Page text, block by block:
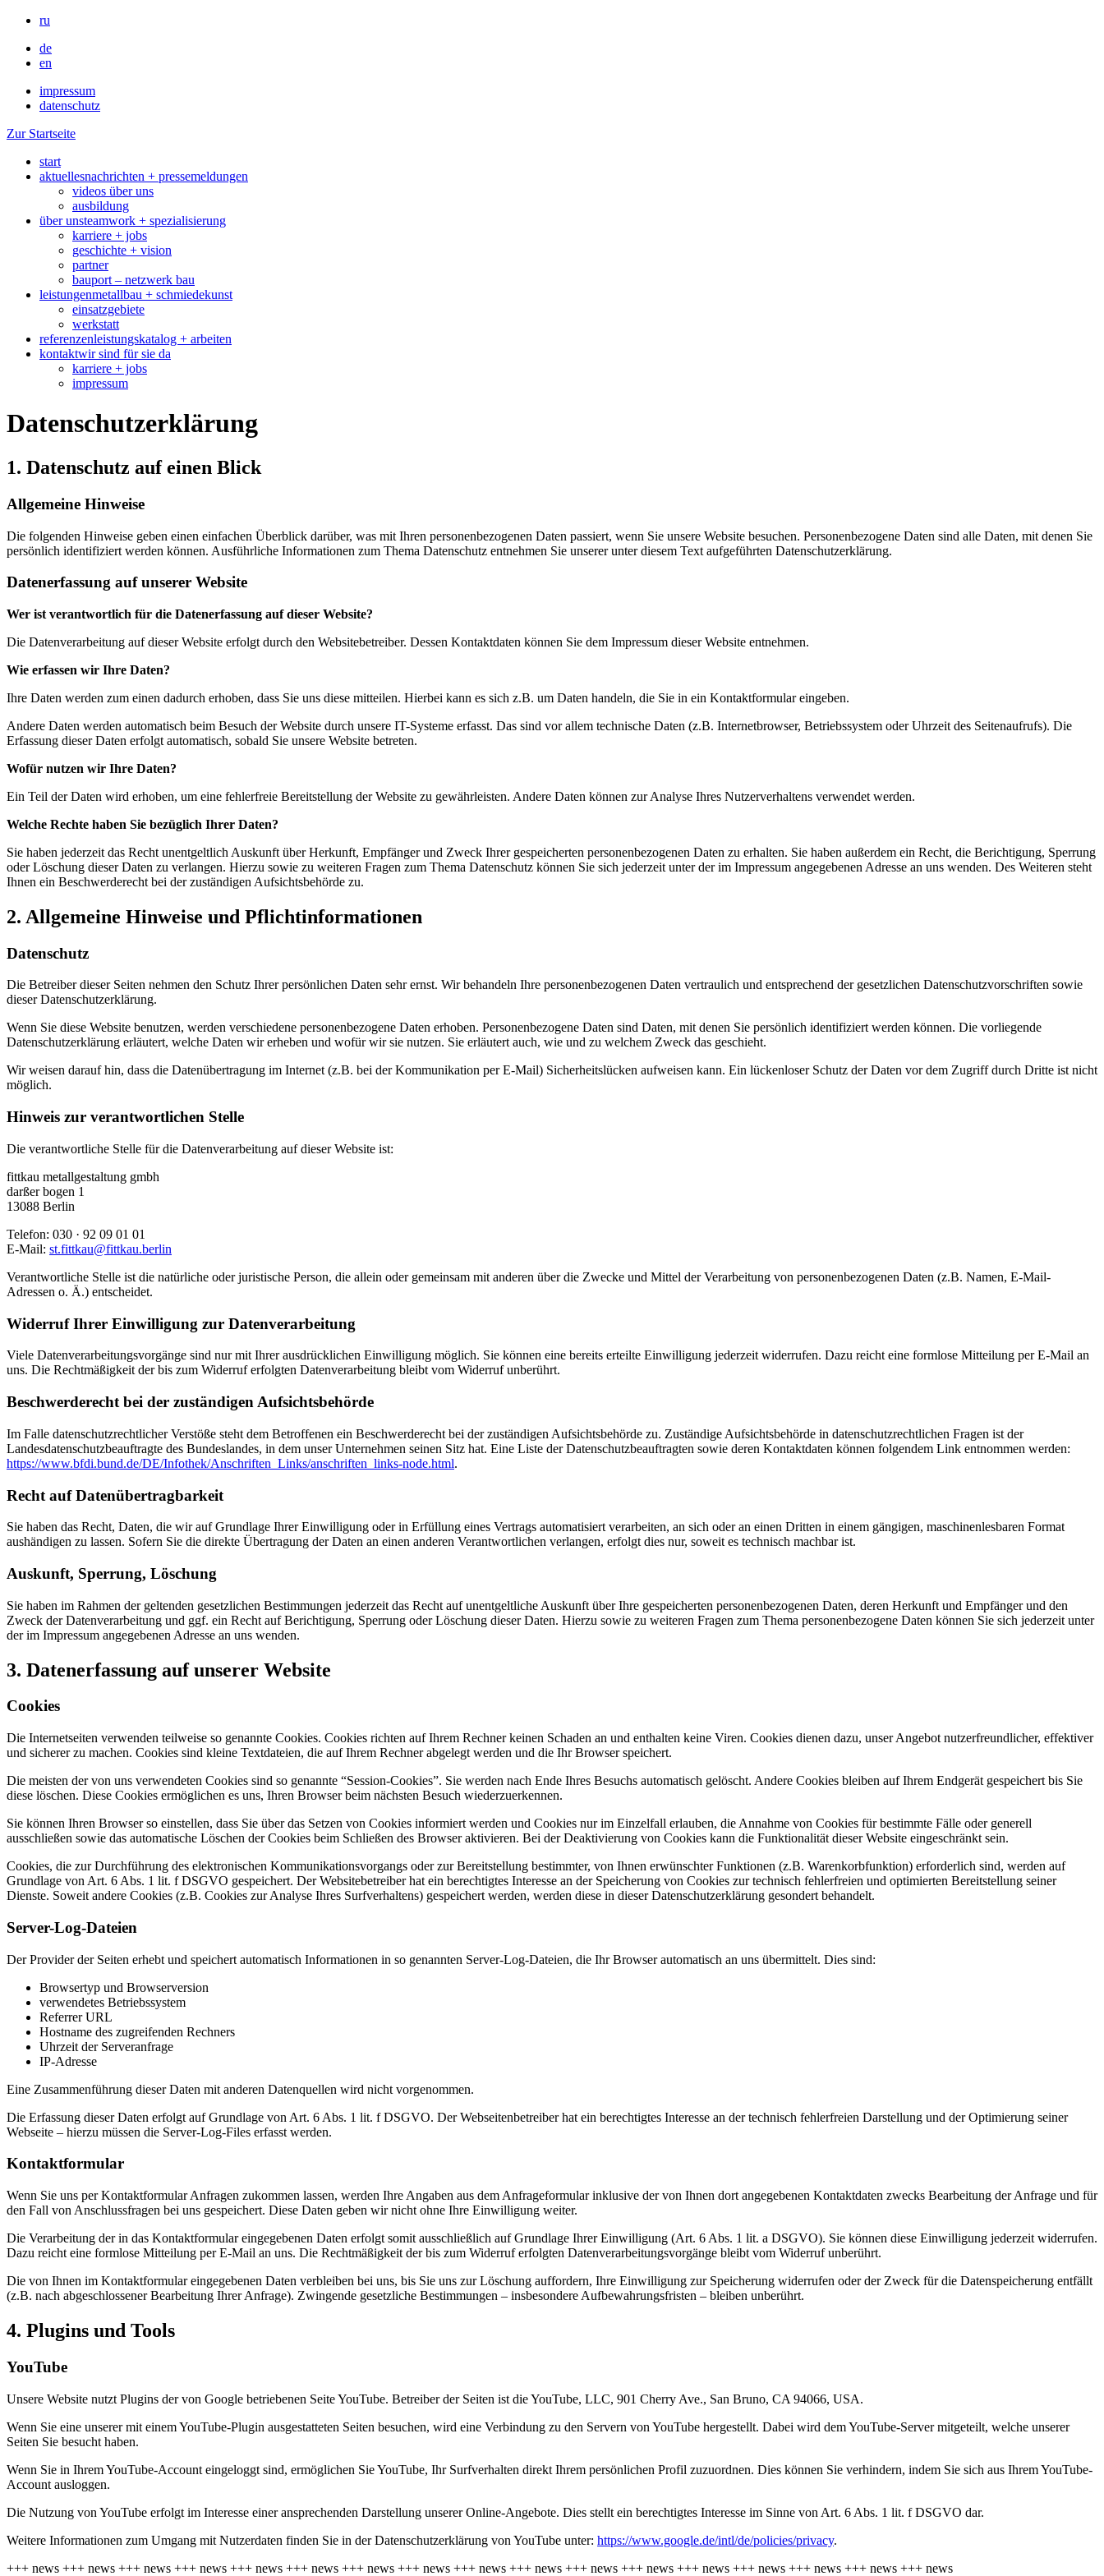
ru
de
en
impressum
datenschutz
Zur Startseite
start
aktuellesnachrichten + pressemeldungen
videos über uns
ausbildung
über unsteamwork + spezialisierung
karriere + jobs
geschichte + vision
partner
bauport – netzwerk bau
leistungenmetallbau + schmiedekunst
einsatzgebiete
werkstatt
referenzenleistungskatalog + arbeiten
kontaktwir sind für sie da
karriere + jobs
impressum
Datenschutzerklärung
1. Datenschutz auf einen Blick
Allgemeine Hinweise
Die folgenden Hinweise geben einen einfachen Überblick darüber, was mit Ihren personenbezogenen Daten passiert, wenn Sie unsere Website besuchen. Personenbezogene Daten sind alle Daten, mit denen Sie
persönlich identifiziert werden können. Ausführliche Informationen zum Thema Datenschutz entnehmen Sie unserer unter diesem Text aufgeführten Datenschutzerklärung.
Datenerfassung auf unserer Website
Wer ist verantwortlich für die Datenerfassung auf dieser Website?
Die Datenverarbeitung auf dieser Website erfolgt durch den Websitebetreiber. Dessen Kontaktdaten können Sie dem Impressum dieser Website entnehmen.
Wie erfassen wir Ihre Daten?
Ihre Daten werden zum einen dadurch erhoben, dass Sie uns diese mitteilen. Hierbei kann es sich z.B. um Daten handeln, die Sie in ein Kontaktformular eingeben.
Andere Daten werden automatisch beim Besuch der Website durch unsere IT-Systeme erfasst. Das sind vor allem technische Daten (z.B. Internetbrowser, Betriebssystem oder Uhrzeit des Seitenaufrufs). Die
Erfassung dieser Daten erfolgt automatisch, sobald Sie unsere Website betreten.
Wofür nutzen wir Ihre Daten?
Ein Teil der Daten wird erhoben, um eine fehlerfreie Bereitstellung der Website zu gewährleisten. Andere Daten können zur Analyse Ihres Nutzerverhaltens verwendet werden.
Welche Rechte haben Sie bezüglich Ihrer Daten?
Sie haben jederzeit das Recht unentgeltlich Auskunft über Herkunft, Empfänger und Zweck Ihrer gespeicherten personenbezogenen Daten zu erhalten. Sie haben außerdem ein Recht, die Berichtigung, Sperrung
oder Löschung dieser Daten zu verlangen. Hierzu sowie zu weiteren Fragen zum Thema Datenschutz können Sie sich jederzeit unter der im Impressum angegebenen Adresse an uns wenden. Des Weiteren steht
Ihnen ein Beschwerderecht bei der zuständigen Aufsichtsbehörde zu.
2. Allgemeine Hinweise und Pflichtinformationen
Datenschutz
Die Betreiber dieser Seiten nehmen den Schutz Ihrer persönlichen Daten sehr ernst. Wir behandeln Ihre personenbezogenen Daten vertraulich und entsprechend der gesetzlichen Datenschutzvorschriften sowie
dieser Datenschutzerklärung.
Wenn Sie diese Website benutzen, werden verschiedene personenbezogene Daten erhoben. Personenbezogene Daten sind Daten, mit denen Sie persönlich identifiziert werden können. Die vorliegende
Datenschutzerklärung erläutert, welche Daten wir erheben und wofür wir sie nutzen. Sie erläutert auch, wie und zu welchem Zweck das geschieht.
Wir weisen darauf hin, dass die Datenübertragung im Internet (z.B. bei der Kommunikation per E-Mail) Sicherheitslücken aufweisen kann. Ein lückenloser Schutz der Daten vor dem Zugriff durch Dritte ist nicht
möglich.
Hinweis zur verantwortlichen Stelle
Die verantwortliche Stelle für die Datenverarbeitung auf dieser Website ist:
fittkau metallgestaltung gmbh
darßer bogen 1
13088 Berlin
Telefon: 030 · 92 09 01 01
E-Mail: st.fittkau@fittkau.berlin
Verantwortliche Stelle ist die natürliche oder juristische Person, die allein oder gemeinsam mit anderen über die Zwecke und Mittel der Verarbeitung von personenbezogenen Daten (z.B. Namen, E-Mail-
Adressen o. Ä.) entscheidet.
Widerruf Ihrer Einwilligung zur Datenverarbeitung
Viele Datenverarbeitungsvorgänge sind nur mit Ihrer ausdrücklichen Einwilligung möglich. Sie können eine bereits erteilte Einwilligung jederzeit widerrufen. Dazu reicht eine formlose Mitteilung per E-Mail an
uns. Die Rechtmäßigkeit der bis zum Widerruf erfolgten Datenverarbeitung bleibt vom Widerruf unberührt.
Beschwerderecht bei der zuständigen Aufsichtsbehörde
Im Falle datenschutzrechtlicher Verstöße steht dem Betroffenen ein Beschwerderecht bei der zuständigen Aufsichtsbehörde zu. Zuständige Aufsichtsbehörde in datenschutzrechtlichen Fragen ist der
Landesdatenschutzbeauftragte des Bundeslandes, in dem unser Unternehmen seinen Sitz hat. Eine Liste der Datenschutzbeauftragten sowie deren Kontaktdaten können folgendem Link entnommen werden:
https://www.bfdi.bund.de/DE/Infothek/Anschriften_Links/anschriften_links-node.html.
Recht auf Datenübertragbarkeit
Sie haben das Recht, Daten, die wir auf Grundlage Ihrer Einwilligung oder in Erfüllung eines Vertrags automatisiert verarbeiten, an sich oder an einen Dritten in einem gängigen, maschinenlesbaren Format
aushändigen zu lassen. Sofern Sie die direkte Übertragung der Daten an einen anderen Verantwortlichen verlangen, erfolgt dies nur, soweit es technisch machbar ist.
Auskunft, Sperrung, Löschung
Sie haben im Rahmen der geltenden gesetzlichen Bestimmungen jederzeit das Recht auf unentgeltliche Auskunft über Ihre gespeicherten personenbezogenen Daten, deren Herkunft und Empfänger und den
Zweck der Datenverarbeitung und ggf. ein Recht auf Berichtigung, Sperrung oder Löschung dieser Daten. Hierzu sowie zu weiteren Fragen zum Thema personenbezogene Daten können Sie sich jederzeit unter
der im Impressum angegebenen Adresse an uns wenden.
3. Datenerfassung auf unserer Website
Cookies
Die Internetseiten verwenden teilweise so genannte Cookies. Cookies richten auf Ihrem Rechner keinen Schaden an und enthalten keine Viren. Cookies dienen dazu, unser Angebot nutzerfreundlicher, effektiver
und sicherer zu machen. Cookies sind kleine Textdateien, die auf Ihrem Rechner abgelegt werden und die Ihr Browser speichert.
Die meisten der von uns verwendeten Cookies sind so genannte “Session-Cookies”. Sie werden nach Ende Ihres Besuchs automatisch gelöscht. Andere Cookies bleiben auf Ihrem Endgerät gespeichert bis Sie
diese löschen. Diese Cookies ermöglichen es uns, Ihren Browser beim nächsten Besuch wiederzuerkennen.
Sie können Ihren Browser so einstellen, dass Sie über das Setzen von Cookies informiert werden und Cookies nur im Einzelfall erlauben, die Annahme von Cookies für bestimmte Fälle oder generell
ausschließen sowie das automatische Löschen der Cookies beim Schließen des Browser aktivieren. Bei der Deaktivierung von Cookies kann die Funktionalität dieser Website eingeschränkt sein.
Cookies, die zur Durchführung des elektronischen Kommunikationsvorgangs oder zur Bereitstellung bestimmter, von Ihnen erwünschter Funktionen (z.B. Warenkorbfunktion) erforderlich sind, werden auf
Grundlage von Art. 6 Abs. 1 lit. f DSGVO gespeichert. Der Websitebetreiber hat ein berechtigtes Interesse an der Speicherung von Cookies zur technisch fehlerfreien und optimierten Bereitstellung seiner
Dienste. Soweit andere Cookies (z.B. Cookies zur Analyse Ihres Surfverhaltens) gespeichert werden, werden diese in dieser Datenschutzerklärung gesondert behandelt.
Server-Log-Dateien
Der Provider der Seiten erhebt und speichert automatisch Informationen in so genannten Server-Log-Dateien, die Ihr Browser automatisch an uns übermittelt. Dies sind:
Browsertyp und Browserversion
verwendetes Betriebssystem
Referrer URL
Hostname des zugreifenden Rechners
Uhrzeit der Serveranfrage
IP-Adresse
Eine Zusammenführung dieser Daten mit anderen Datenquellen wird nicht vorgenommen.
Die Erfassung dieser Daten erfolgt auf Grundlage von Art. 6 Abs. 1 lit. f DSGVO. Der Webseitenbetreiber hat ein berechtigtes Interesse an der technisch fehlerfreien Darstellung und der Optimierung seiner
Webseite – hierzu müssen die Server-Log-Files erfasst werden.
Kontaktformular
Wenn Sie uns per Kontaktformular Anfragen zukommen lassen, werden Ihre Angaben aus dem Anfrageformular inklusive der von Ihnen dort angegebenen Kontaktdaten zwecks Bearbeitung der Anfrage und für
den Fall von Anschlussfragen bei uns gespeichert. Diese Daten geben wir nicht ohne Ihre Einwilligung weiter.
Die Verarbeitung der in das Kontaktformular eingegebenen Daten erfolgt somit ausschließlich auf Grundlage Ihrer Einwilligung (Art. 6 Abs. 1 lit. a DSGVO). Sie können diese Einwilligung jederzeit widerrufen.
Dazu reicht eine formlose Mitteilung per E-Mail an uns. Die Rechtmäßigkeit der bis zum Widerruf erfolgten Datenverarbeitungsvorgänge bleibt vom Widerruf unberührt.
Die von Ihnen im Kontaktformular eingegebenen Daten verbleiben bei uns, bis Sie uns zur Löschung auffordern, Ihre Einwilligung zur Speicherung widerrufen oder der Zweck für die Datenspeicherung entfällt
(z.B. nach abgeschlossener Bearbeitung Ihrer Anfrage). Zwingende gesetzliche Bestimmungen – insbesondere Aufbewahrungsfristen – bleiben unberührt.
4. Plugins und Tools
YouTube
Unsere Website nutzt Plugins der von Google betriebenen Seite YouTube. Betreiber der Seiten ist die YouTube, LLC, 901 Cherry Ave., San Bruno, CA 94066, USA.
Wenn Sie eine unserer mit einem YouTube-Plugin ausgestatteten Seiten besuchen, wird eine Verbindung zu den Servern von YouTube hergestellt. Dabei wird dem YouTube-Server mitgeteilt, welche unserer
Seiten Sie besucht haben.
Wenn Sie in Ihrem YouTube-Account eingeloggt sind, ermöglichen Sie YouTube, Ihr Surfverhalten direkt Ihrem persönlichen Profil zuzuordnen. Dies können Sie verhindern, indem Sie sich aus Ihrem YouTube-
Account ausloggen.
Die Nutzung von YouTube erfolgt im Interesse einer ansprechenden Darstellung unserer Online-Angebote. Dies stellt ein berechtigtes Interesse im Sinne von Art. 6 Abs. 1 lit. f DSGVO dar.
Weitere Informationen zum Umgang mit Nutzerdaten finden Sie in der Datenschutzerklärung von YouTube unter: https://www.google.de/intl/de/policies/privacy.
+++ news +++ news +++ news +++ news +++ news +++ news +++ news +++ news +++ news +++ news +++ news +++ news +++ news +++ news +++ news +++ news +++ news